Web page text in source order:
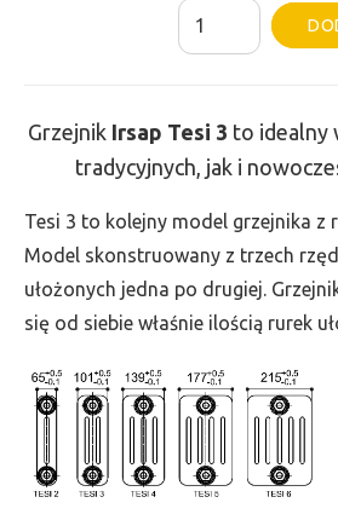
ilość
Grzejnik
-
wys.
685,
szer.
315,
478
Grzejnik Irsap Tesi 3 to idealny
tradycyjnych, jak i
Tesi 3 to kolejny model grzejnika z
Model skonstruowany z trzech
ułożonych jedna po drugiej.
się od siebie właśnie ilością rurek